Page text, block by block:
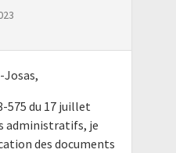
Josas,
575 du 17 juillet
administratifs, je
des documents